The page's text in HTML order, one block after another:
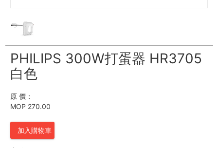
PHILIPS 300W打蛋器 HR3705
白色
原 價：
MOP 270.00
加入購物車